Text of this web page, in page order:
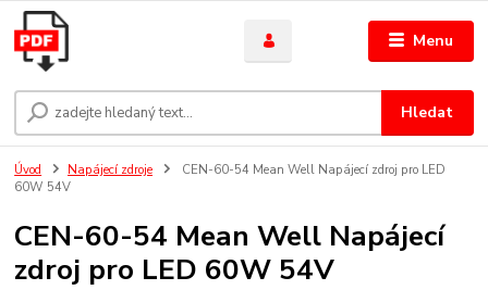
Menu
Hledat
Úvod Napájecí zdroje
CEN-60-54 Mean Well Napájecí zdroj pro LED
60W 54V
CEN-60-54 Mean Well Napájecí
zdroj pro LED 60W 54V